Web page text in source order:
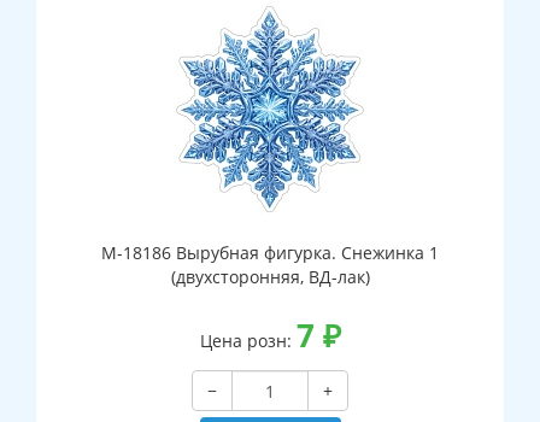
М-18186 Вырубная фигурка. Снежинка 1
(двухсторонняя, ВД-лак)
Цена розн: 7 ₽
−
+